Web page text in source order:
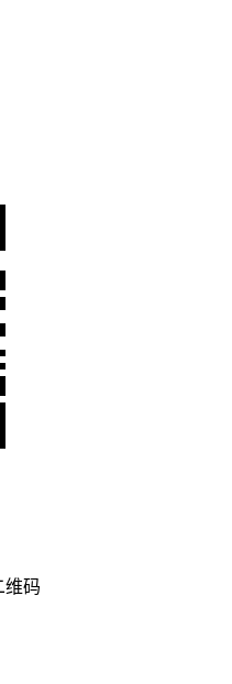
维码